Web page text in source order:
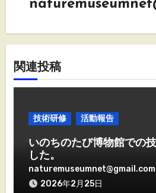
ン
関連投稿
技術研修 活動報告
いのちのたび博物館での
した。
naturemuseumnet@gmail.com
2026年2月25日